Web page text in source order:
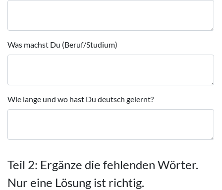
Was machst Du (Beruf/Studium)
Wie lange und wo hast Du deutsch gelernt?
Teil 2: Ergänze die fehlenden Wörter.
Nur eine Lösung ist richtig.